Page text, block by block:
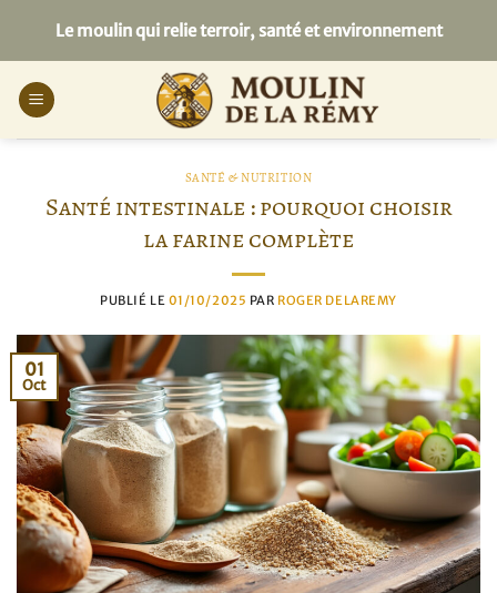
contenu
Le moulin qui relie terroir, santé et environnement
SANTÉ & NUTRITION
Santé intestinale : pourquoi choisir
la farine complète
PUBLIÉ LE 01/10/2025 PAR ROGER DELAREMY
01
Oct